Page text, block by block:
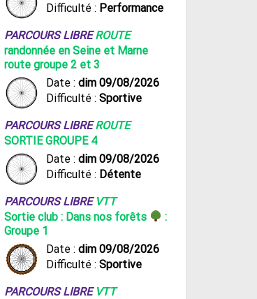
Difficulté : Performance
PARCOURS LIBREROUTE
randonnée en Seine et Marne
route groupe 2 et 3
Date : dim 09/08/2026
Difficulté : Sportive
PARCOURS LIBREROUTE
SORTIE GROUPE 4
Date : dim 09/08/2026
Difficulté : Détente
PARCOURS LIBRE VTT
Sortie club : Dans nos forêts
:
Groupe 1
Date : dim 09/08/2026
Difficulté : Sportive
PARCOURS LIBRE VTT